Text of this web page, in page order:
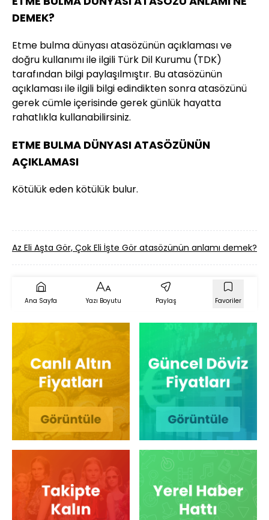
DEMEK?
Etme bulma dünyası atasözünün açıklaması ve
doğru kullanımı ile ilgili Türk Dil Kurumu (TDK)
tarafından bilgi paylaşılmıştır. Bu atasözünün
açıklaması ile ilgili bilgi edindikten sonra atasözünü
gerek cümle içerisinde gerek günlük hayatta
rahatlıkla kullanabilirsiniz.
ETME BULMA DÜNYASI ATASÖZÜNÜN
AÇIKLAMASI
Kötülük eden kötülük bulur.
Az Eli Aşta Gör, Çok Eli İşte Gör atasözünün anlamı demek?
Ana Sayfa Yazı Boyutu Paylaş Favoriler